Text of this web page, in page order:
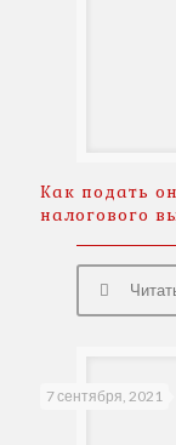
Как подать
налогового
7 сентября, 2021